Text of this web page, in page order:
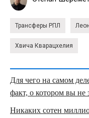
Трансферы РПЛ
Хвича Кварацхелия
Для чего на самом
факт, о котором вы не
Никаких сотен